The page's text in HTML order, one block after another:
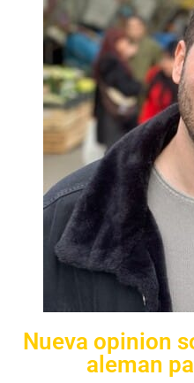
Nueva opinion
aleman